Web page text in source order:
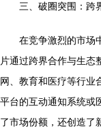
三、破圈突围：跨
在竞争激烈的市场
片通过跨界合作与生态
网、教育和医疗等行业
平台的互动通知系统或
了市场份额，还创造了